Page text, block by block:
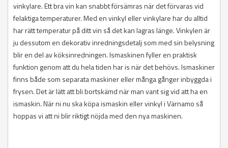
vinkylare. Ett bra vin kan snabbt försämras när det förvaras vid
felaktiga temperaturer. Med en vinkyl eller vinkylare har du alltid
har rätt temperatur på ditt vin så det kan lagras länge. Vinkylen är
ju dessutom en dekorativ inredningsdetalj som med sin belysning
blir en del av köksinredningen. Ismaskinen fyller en praktisk
funktion genom att du hela tiden har is när det behövs. Ismaskiner
finns både som separata maskiner eller många gånger inbyggda i
frysen. Det är lätt att bli bortskämd när man vant sig vid att ha en
ismaskin. När ni nu ska köpa ismaskin eller vinkyl i Värnamo så
hoppas vi att ni blir riktigt nöjda med den nya maskinen.